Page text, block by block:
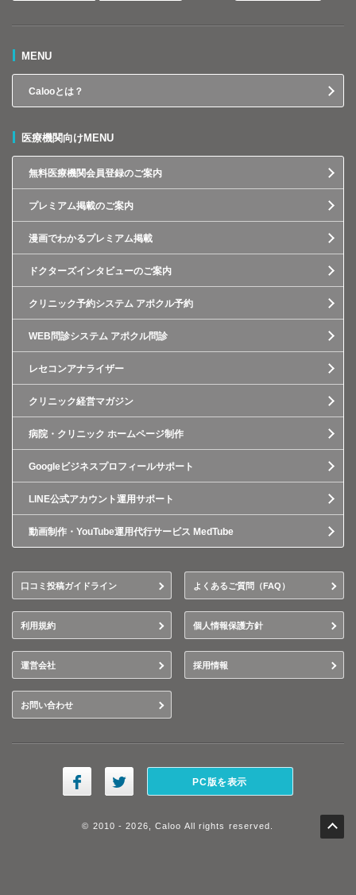
MENU
Calooとは？
医療機関向けMENU
無料医療機関会員登録のご案内
プレミアム掲載のご案内
漫画でわかるプレミアム掲載
ドクターズインタビューのご案内
クリニック予約システム アポクル予約
WEB問診システム アポクル問診
レセコンアナライザー
クリニック経営マガジン
病院・クリニック ホームページ制作
Googleビジネスプロフィールサポート
LINE公式アカウント運用サポート
動画制作・YouTube運用代行サービス MedTube
口コミ投稿ガイドライン よくあるご質問（FAQ）
利用規約 個人情報保護方針
運営会社 採用情報
お問い合わせ
PC版を表示
© 2010 - 2026, Caloo All rights reserved.